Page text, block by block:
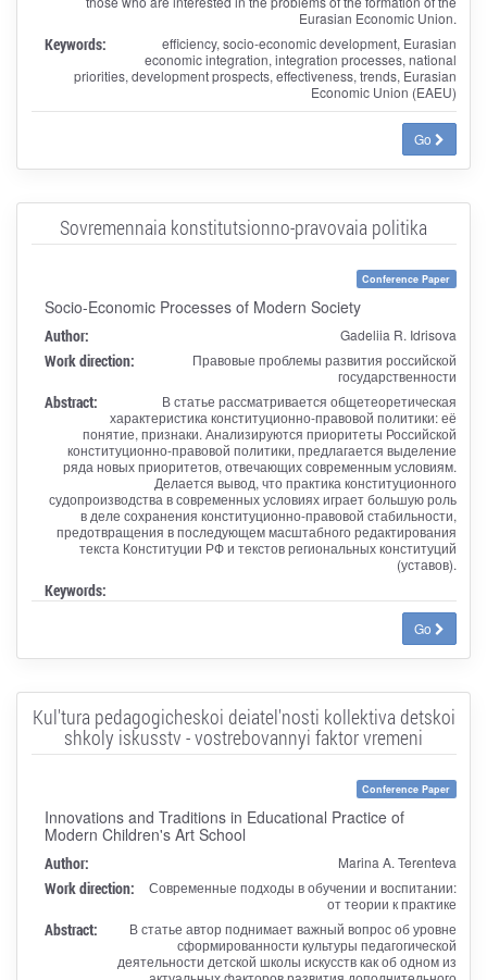
Eurasian Economic Union.
Keywords:
efficiency, socio-economic development, Eurasian
economic integration, integration processes, national
priorities, development prospects, effectiveness, trends, Eurasian
Economic Union (EAEU)
Go
Sovremennaia konstitutsionno-pravovaia politika
Conference Paper
Socio-Economic Processes of Modern Society
Author: Gadeliia R. Idrisova
Work direction:
Правовые проблемы развития российской
государственности
Abstract:
В статье рассматривается общетеоретическая
характеристика конституционно-правовой политики: её
понятие, признаки. Анализируются приоритеты Российской
конституционно-правовой политики, предлагается выделение
ряда новых приоритетов, отвечающих современным условиям.
Делается вывод, что практика конституционного
судопроизводства в современных условиях играет большую роль
в деле сохранения конституционно-правовой стабильности,
предотвращения в последующем масштабного редактирования
текста Конституции РФ и текстов региональных конституций
(уставов).
Keywords:
Go
Kul'tura pedagogicheskoi deiatel'nosti kollektiva detskoi
shkoly iskusstv - vostrebovannyi faktor vremeni
Conference Paper
Innovations and Traditions in Educational Practice of
Modern Children's Art School
Author: Marina A. Terenteva
Work direction:
Современные подходы в обучении и воспитании:
от теории к практике
Abstract:
В статье автор поднимает важный вопрос об уровне
сформированности культуры педагогической
деятельности детской школы искусств как об одном из